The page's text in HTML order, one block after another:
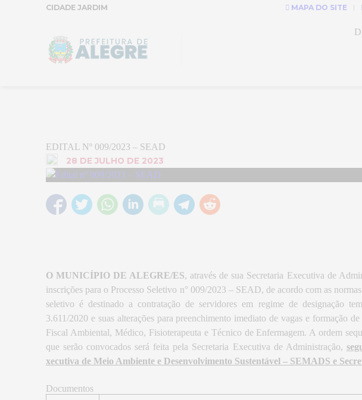
CIDADE JARDIM MAPA DO SITE
EDITAL Nº 009/2023 – SEAD
28 DE JULHO DE 2023
O MUNICÍPIO DE ALEGRE/ES, através de sua Secretaria Executiva de
inscrições para o Processo Seletivo n° 009/2023 – SEAD, de acordo com as
seletivo é destinado a contratação de servidores em regime de designação
3.611/2020 e suas alterações para preenchimento imediato de vagas e formação
Fiscal Ambiental, Médico, Fisioterapeuta e Técnico de Enfermagem. A ordem
que serão convocados será feita pela Secretaria Executiva de Administração,
xecutiva de Meio Ambiente e Desenvolvimento Sustentável – SEMADS e
Documentos